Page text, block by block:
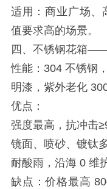
适用：商业广场、
值要求高的场景。
四、不锈钢花箱
性能：304 不锈钢
明漆，紫外老化
优点：
强度最高，抗冲击
镜面、喷砂、镀钛
耐酸雨，沿海 0 维
缺点：价格最高